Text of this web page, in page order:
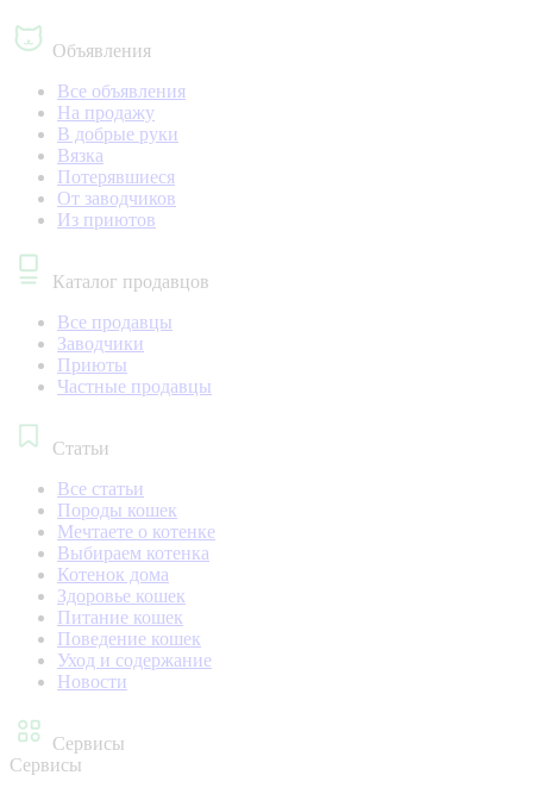
Объявления
Все объявления
На продажу
В добрые руки
Вязка
Потерявшиеся
От заводчиков
Из приютов
Каталог продавцов
Все продавцы
Заводчики
Приюты
Частные продавцы
Статьи
Все статьи
Породы кошек
Мечтаете о котенке
Выбираем котенка
Котенок дома
Здоровье кошек
Питание кошек
Поведение кошек
Уход и содержание
Новости
Сервисы
Сервисы